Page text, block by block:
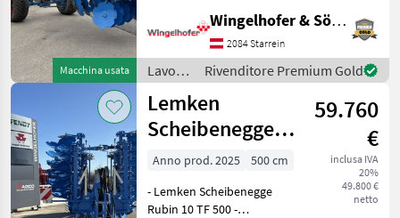
Macchina usata
hinter walze -
Hohlscheiben: Duramaxx
Disc (NEU) -
Scheibenlängsabstand
1200mm - Walze: Flexri
Wingelhofer & Söhne GmbH
2084 Starrein
Lavorazione
terreno
/
Lemken
Rivenditore Premium Gold
Lemken
Scheibenegge
Rubin 10 TF 500
59.760
€
inclusa IVA
20%
49.800 €
netto
Anno prod. 2025
500 cm
- Lemken Scheibenegge
Rubin 10 TF 500 -